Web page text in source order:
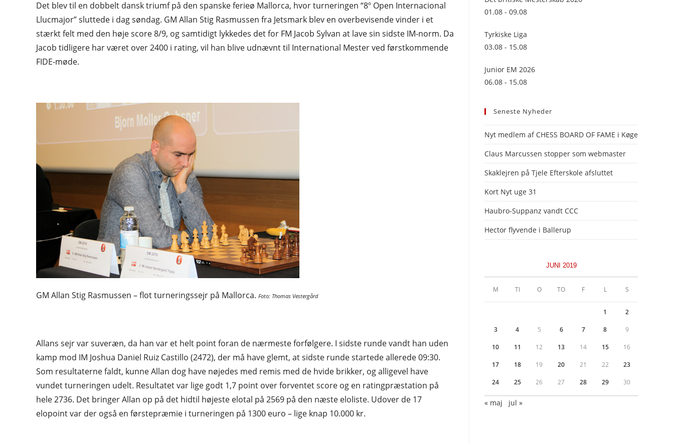
Det blev til en dobbelt dansk triumf på den spanske ferieø Mallorca, hvor turneringen “8º Open Internacional
Llucmajor” sluttede i dag søndag. GM Allan Stig Rasmussen fra Jetsmark blev en overbevisende vinder i et
stærkt felt med den høje score 8/9, og samtidigt lykkedes det for FM Jacob Sylvan at lave sin sidste IM-norm. Da
Jacob tidligere har været over 2400 i rating, vil han blive udnævnt til International Mester ved førstkommende
FIDE-møde.
GM Allan Stig Rasmussen – flot turneringssejr på Mallorca. Foto: Thomas Vestergård
Allans sejr var suveræn, da han var et helt point foran de nærmeste forfølgere. I sidste runde vandt han uden
kamp mod IM Joshua Daniel Ruiz Castillo (2472), der må have glemt, at sidste runde startede allerede 09:30.
Som resultaterne faldt, kunne Allan dog have nøjedes med remis med de hvide brikker, og alligevel have
vundet turneringen udelt. Resultatet var lige godt 1,7 point over forventet score og en ratingpræstation på
hele 2736. Det bringer Allan op på det hidtil højeste elotal på 2569 på den næste eloliste. Udover de 17
elopoint var der også en førstepræmie i turneringen på 1300 euro – lige knap 10.000 kr.
01.08 - 09.08
Tyrkiske Liga
03.08 - 15.08
Junior EM 2026
06.08 - 15.08
Seneste Nyheder
Nyt medlem af CHESS BOARD OF FAME i Køge
Claus Marcussen stopper som webmaster
Skaklejren på Tjele Efterskole afsluttet
Kort Nyt uge 31
Haubro-Suppanz vandt CCC
Hector flyvende i Ballerup
JUNI 2019
M TI O TO F L S
1 2
3 4 5 6 7 8 9
10 11 12 13 14 15 16
17 18 19 20 21 22 23
24 25 26 27 28 29 30
« maj jul »